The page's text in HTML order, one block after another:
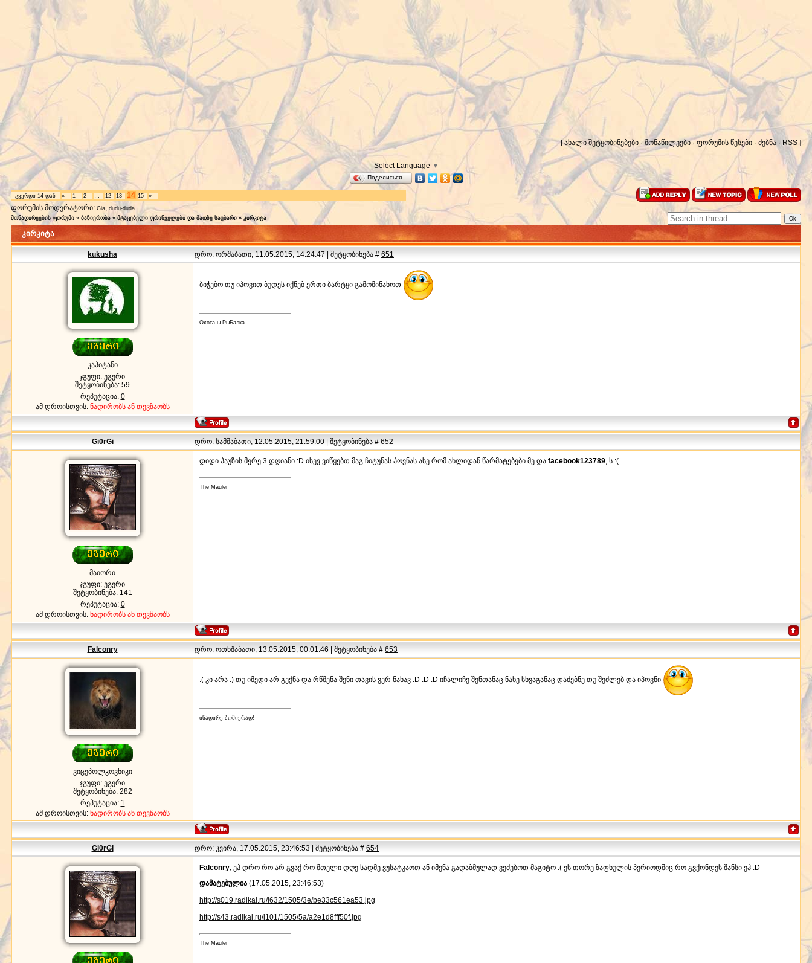
[ახალი შეტყობინებები · მონაწილეები· ფორუმის წესები · ძებნა · RSS ]
Select Language ▼
Поделиться…
გვერდი 14 დან « 1 2 12 13 14 15 »
ფორუმის მოდერატორი: Gia, dudu-duda
მონადირეების ფორუმი » ბაზიერობა » მტაცებელი ფრინველები და მათზე საუბარი » კირკიტა
კირკიტა
kukusha დრო: ორშაბათი, 11.05.2015, 14:24:47 | შეტყობინება # 651
კაპიტანი
ჯგუფი: ეგერი
შეტყობინება: 59
რეპუტაცია: 0
ამ დროისთვის: ნადირობს ან თევზაობს
ბიჭებო თუ იპოვით ბუდეს იქნებ ერთი ბარტყი გამომინახოთ
Охота ы РыБалка
Gi0rGi დრო: სამშაბათი, 12.05.2015, 21:59:00 | შეტყობინება # 652
მაიორი
ჯგუფი: ეგერი
შეტყობინება: 141
რეპუტაცია: 0
ამ დროისთვის: ნადირობს ან თევზაობს
დიდი პაუზის მერე 3 დღიანი :D ისევ ვიწყებთ მაგ ჩიტუნას პოვნას ასე რომ ახლიდან წარმატებები მე და facebook123789, ს :(
The Mauler
Falconry დრო: ოთხშაბათი, 13.05.2015, 00:01:46 | შეტყობინება # 653
ვიცეპოლკოვნიკი
ჯგუფი: ეგერი
შეტყობინება: 282
რეპუტაცია: 1
ამ დროისთვის: ნადირობს ან თევზაობს
:( კი არა :) თუ იმედი არ გექნა და რწმენა შენი თავის ვერ ნახავ :D :D :D იჩალიჩე შენთანაც ნახე სხვაგანაც დაძებნე თუ შეძლებ და იპოვნი
ინადირე ზომიერად!
Gi0rGi დრო: კვირა, 17.05.2015, 23:46:53 | შეტყობინება # 654
Falconry, ეჰ დრო რო არ გვაქ რო მთელი დღე სადმე ვუსატკაოთ ან იმენა გადაბმულად ვეძებოთ მაგიტო :( ეს თორე ზაფხულის პერიოდშიც რო გვქონდეს შანსი ეჰ :D
დამატებულია (17.05.2015, 23:46:53)
---------------------------------------------
http://s019.radikal.ru/i632/1505/3e/be33c561ea53.jpg
http://s43.radikal.ru/i101/1505/5a/a2e1d8fff50f.jpg
The Mauler